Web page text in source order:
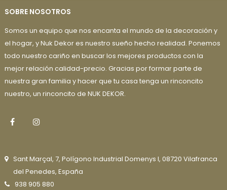
SOBRE NOSOTROS
Somos un equipo que nos encanta el mundo de la decoración y
el hogar, y Nuk Dekor es nuestro sueño hecho realidad. Ponemos
todo nuestro cariño en buscar los mejores productos con la
mejor relación calidad-precio. Gracias por formar parte de
nuestra gran familia y hacer que tu casa tenga un rinconcito
nuestro, un rinconcito de NUK DEKOR.
Facebook
Sant Marçal, 7, Polígono Industrial Domenys I, 08720 Vilafranca
del Penedes, España
938 905 880